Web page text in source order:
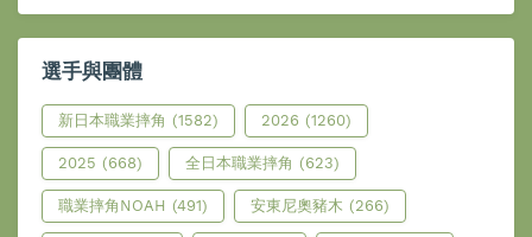
選手與團體
新日本職業摔角 (1582) 2026 (1260)
2025 (668) 全日本職業摔角 (623)
職業摔角NOAH (491) 安東尼奧豬木 (266)